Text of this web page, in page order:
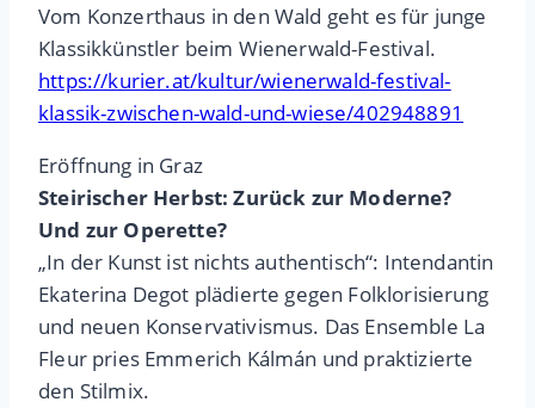
Vom Konzerthaus in den Wald geht es für junge
Klassikkünstler beim Wienerwald-Festival.
https://kurier.at/kultur/wienerwald-festival-
klassik-zwischen-wald-und-wiese/402948891
Eröffnung in Graz
Steirischer Herbst: Zurück zur Moderne?
Und zur Operette?
„In der Kunst ist nichts authentisch“: Intendantin
Ekaterina Degot plädierte gegen Folklorisierung
und neuen Konservativismus. Das Ensemble La
Fleur pries Emmerich Kálmán und praktizierte
den Stilmix.